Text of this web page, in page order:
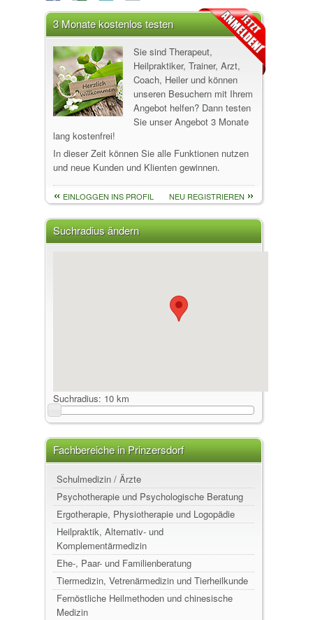
3 Monate kostenlos testen
Sie sind Therapeut,
Heilpraktiker, Trainer, Arzt,
Coach, Heiler und können
unseren Besuchern mit Ihrem
Angebot helfen? Dann testen
Sie unser Angebot 3 Monate
lang kostenfrei!
In dieser Zeit können Sie alle Funktionen nutzen
und neue Kunden und Klienten gewinnen.
EINLOGGEN INS PROFIL NEU REGISTRIEREN
Suchradius ändern
Suchradius: 10 km
Fachbereiche in Prinzersdorf
Schulmedizin / Ärzte
Psychotherapie und Psychologische Beratung
Ergotherapie, Physiotherapie und Logopädie
Heilpraktik, Alternativ- und
Komplementärmedizin
Ehe-, Paar- und Familienberatung
Tiermedizin, Vetrenärmedizin und Tierheilkunde
Fernöstliche Heilmethoden und chinesische
Medizin